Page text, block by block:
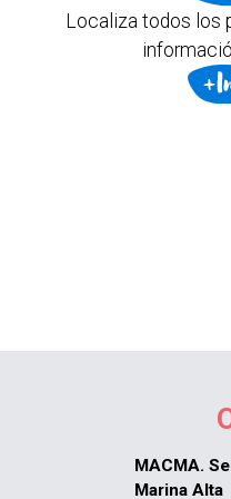
Localiza todos los
MACMA.
Marina Alta